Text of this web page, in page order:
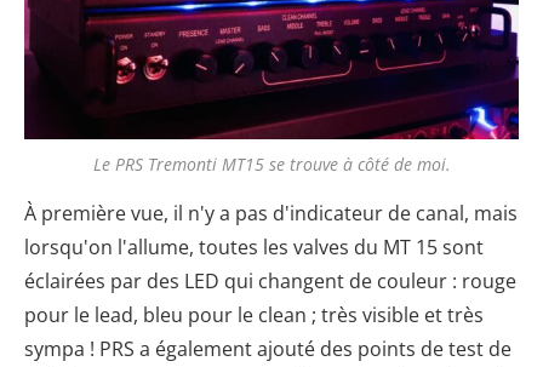
Le PRS Tremonti MT15 se trouve à côté de moi.
À première vue, il n'y a pas d'indicateur de canal, mais
lorsqu'on l'allume, toutes les valves du MT 15 sont
éclairées par des LED qui changent de couleur : rouge
pour le lead, bleu pour le clean ; très visible et très
sympa ! PRS a également ajouté des points de test de